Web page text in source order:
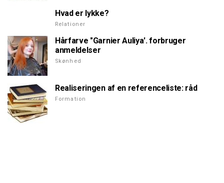
Hvad er lykke?
Relationer
Hårfarve "Garnier Auliya'. forbruger
anmeldelser
Skønhed
Realiseringen af en referenceliste: råd
Formation